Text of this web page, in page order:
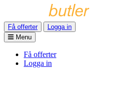
Få offerter
Logga in
Menu
Få offerter
Logga in